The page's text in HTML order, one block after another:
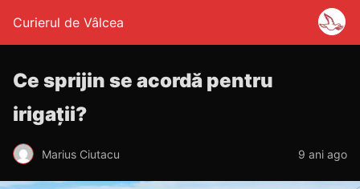
Curierul de Vâlcea
Ce sprijin se acordă pentru
irigații?
Marius Ciutacu 9 ani ago